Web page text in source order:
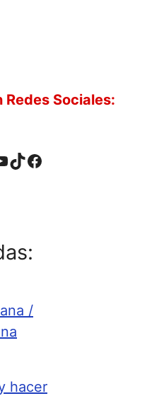
Redes Sociales:
TikTok
Facebook
/
hacer